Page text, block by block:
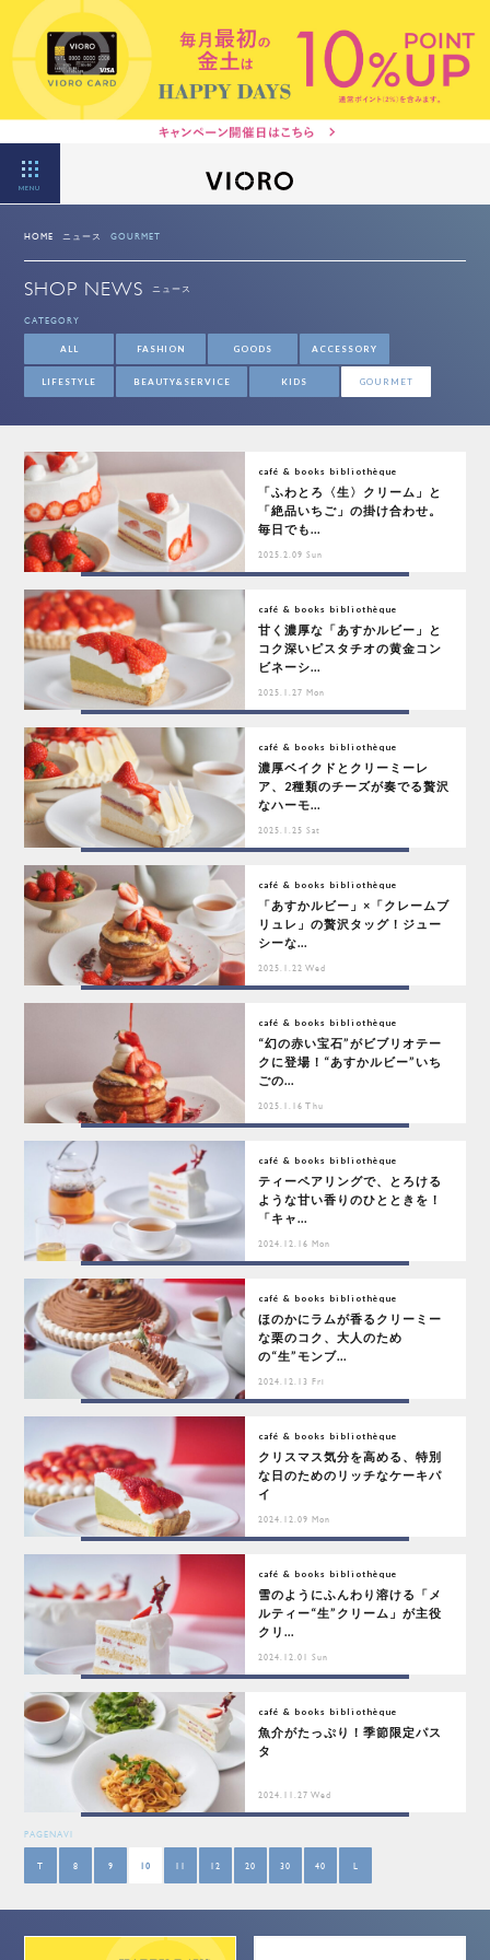
MENU
HOME ニュース GOURMET
SHOP NEWS ニュース
CATEGORY
ALL FASHION GOODS ACCESSORY
LIFESTYLE BEAUTY&SERVICE KIDS GOURMET
café & books bibliothèque
「ふわとろ〈生〉クリーム」と
「絶品いちご」の掛け合わせ。
毎日でも...
2025.2.09 Sun
café & books bibliothèque
甘く濃厚な「あすかルビー」と
コク深いピスタチオの黄金コン
ビネーシ...
2025.1.27 Mon
café & books bibliothèque
濃厚ベイクドとクリーミーレ
ア、2種類のチーズが奏でる贅沢
なハーモ...
2025.1.25 Sat
café & books bibliothèque
「あすかルビー」×「クレームブ
リュレ」の贅沢タッグ！ジュー
シーな...
2025.1.22 Wed
café & books bibliothèque
“幻の赤い宝石”がビブリオテー
クに登場！“あすかルビー”いち
ごの...
2025.1.16 Thu
café & books bibliothèque
ティーペアリングで、とろける
ような甘い香りのひとときを！
「キャ...
2024.12.16 Mon
café & books bibliothèque
ほのかにラムが香るクリーミー
な栗のコク、大人のため
の“生”モンブ...
2024.12.13 Fri
café & books bibliothèque
クリスマス気分を高める、特別
な日のためのリッチなケーキパ
イ
2024.12.09 Mon
café & books bibliothèque
雪のようにふんわり溶ける「メ
ルティー“生”クリーム」が主役
クリ...
2024.12.01 Sun
café & books bibliothèque
魚介がたっぷり！季節限定パス
タ
2024.11.27 Wed
PAGENAVI
T 8 9 10 11 12 20 30 40 L